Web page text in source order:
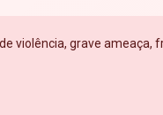
violência, grave ameaça,